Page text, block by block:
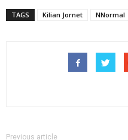
TAGS Kilian Jornet NNormal
Previous article